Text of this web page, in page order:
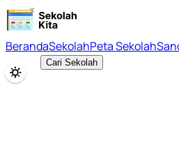
BerandaSekolahPeta Sekolah
Cari Sekolah